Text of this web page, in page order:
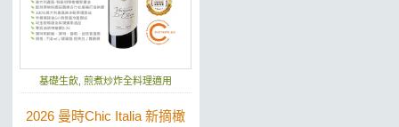
基礎生飲, 煎煮炒炸全料理適用
2026 曼時Chic Italia 新摘橄